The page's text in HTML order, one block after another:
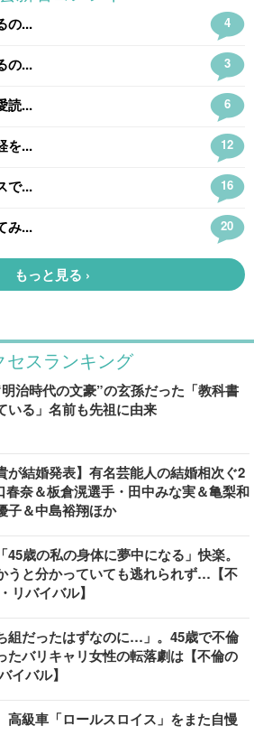
セスランキング
治時代の文豪”の玄孫だった「教科書
いる」名前も先祖に由来
が結婚発表】有名芸能人の結婚相次ぐ2
春奈＆板倉滉選手・田中みな実＆亀梨和
子＆中島裕翔ほか
45歳の私の身体に夢中になる」快楽。
うと分かっていても逃れられず…【不
リバイバル】
組だったはずなのに…」。45歳で不倫
たバリキャリ女性の転落劇は【不倫の
イバル】
高級車「ロールスロイス」をまた自慢